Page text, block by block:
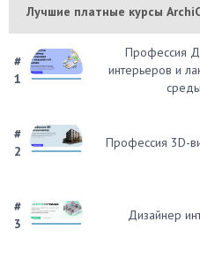
Лучшие платные курсы
#
1
Профессия
интерьеров и
среды
#
2
Профессия 3D-
#
3
Дизайнер